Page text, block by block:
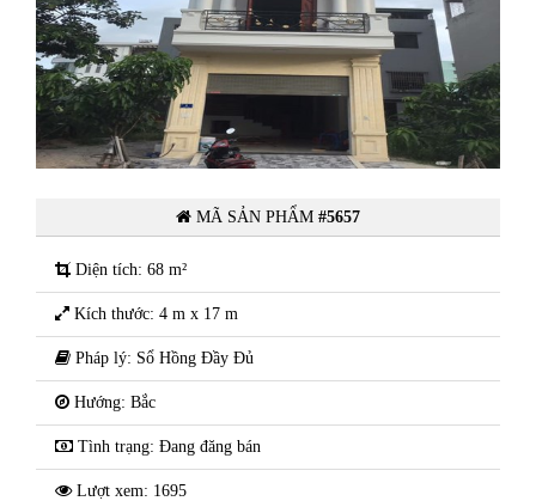
Do chuyển công tác lên Hà Nội cần
bán ngôi nhà 4 Tầng tại Khu Đô Thị
mới Vạn Phúc Tây Nam Cường.
TPHD
MÃ SẢN PHẨM #5657
Diện tích: 68 m²
Kích thước: 4 m x 17 m
Pháp lý: Sổ Hồng Đầy Đủ
Hướng: Bắc
Tình trạng: Đang đăng bán
Lượt xem: 1695